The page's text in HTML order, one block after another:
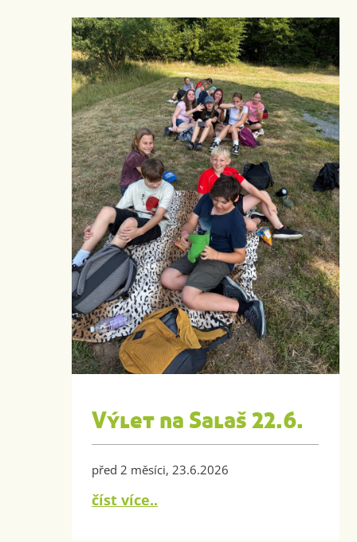
Výlet na Salaš 22.6.
před 2 měsíci, 23.6.2026
číst více..